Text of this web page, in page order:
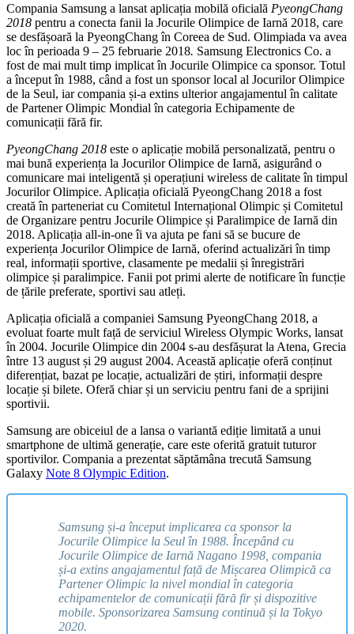
Compania Samsung a lansat aplicația mobilă oficială PyeongChang
2018 pentru a conecta fanii la Jocurile Olimpice de Iarnă 2018, care
se desfășoară la PyeongChang în Coreea de Sud. Olimpiada va avea
loc în perioada 9 – 25 februarie 2018. Samsung Electronics Co. a
fost de mai mult timp implicat în Jocurile Olimpice ca sponsor. Totul
a început în 1988, când a fost un sponsor local al Jocurilor Olimpice
de la Seul, iar compania și-a extins ulterior angajamentul în calitate
de Partener Olimpic Mondial în categoria Echipamente de
comunicații fără fir.
PyeongChang 2018 este o aplicație mobilă personalizată, pentru o
mai bună experiența la Jocurilor Olimpice de Iarnă, asigurând o
comunicare mai inteligentă și operațiuni wireless de calitate în timpul
Jocurilor Olimpice. Aplicația oficială PyeongChang 2018 a fost
creată în parteneriat cu Comitetul Internațional Olimpic și Comitetul
de Organizare pentru Jocurile Olimpice și Paralimpice de Iarnă din
2018. Aplicația all-in-one îi va ajuta pe fani să se bucure de
experiența Jocurilor Olimpice de Iarnă, oferind actualizări în timp
real, informații sportive, clasamente pe medalii și înregistrări
olimpice și paralimpice. Fanii pot primi alerte de notificare în funcție
de țările preferate, sportivi sau atleți.
Aplicația oficială a companiei Samsung PyeongChang 2018, a
evoluat foarte mult față de serviciul Wireless Olympic Works, lansat
în 2004. Jocurile Olimpice din 2004 s-au desfășurat la Atena, Grecia
între 13 august și 29 august 2004. Această aplicație oferă conținut
diferențiat, bazat pe locație, actualizări de știri, informații despre
locație și bilete. Oferă chiar și un serviciu pentru fani de a sprijini
sportivii.
Samsung are obiceiul de a lansa o variantă ediție limitată a unui
smartphone de ultimă generație, care este oferită gratuit tuturor
sportivilor. Compania a prezentat săptămâna trecută Samsung
Galaxy Note 8 Olympic Edition.
Samsung și-a început implicarea ca sponsor la
Jocurile Olimpice la Seul în 1988. Începând cu
Jocurile Olimpice de Iarnă Nagano 1998, compania
și-a extins angajamentul față de Mișcarea Olimpică ca
Partener Olimpic la nivel mondial în categoria
echipamentelor de comunicații fără fir și dispozitive
mobile. Sponsorizarea Samsung continuă și la Tokyo
2020.